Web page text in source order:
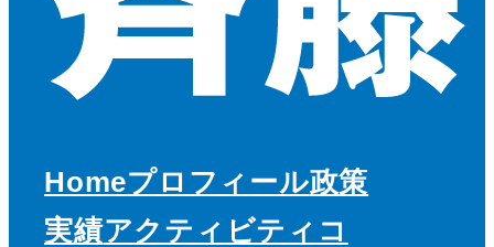
Homeプロフィール政策
実績アクティビティ コ